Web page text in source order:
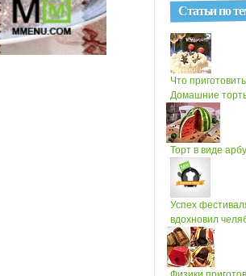
Статьи по
Что
Домашние
Торт в виде
Успех
вдохновил